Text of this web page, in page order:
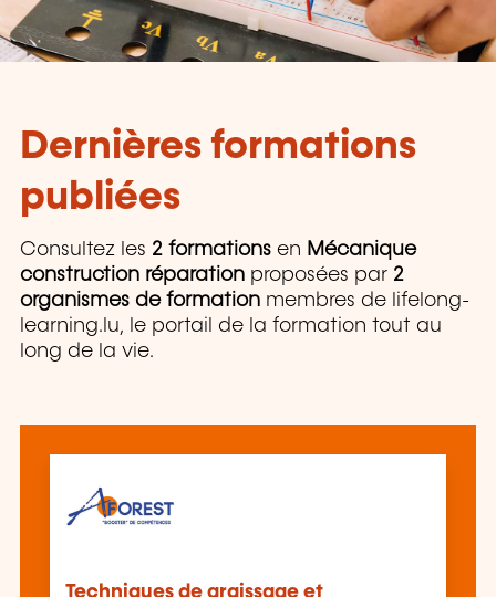
Dernières formations
publiées
Consultez les 2 formations en Mécanique
construction réparation proposées par 2
organismes de formation membres de lifelong-
learning.lu, le portail de la formation tout au
long de la vie.